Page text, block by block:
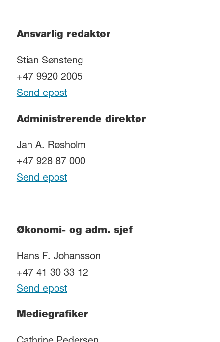
Ansvarlig redaktør
Stian Sønsteng
+47 9920 2005
Send epost
Administrerende direktør
Jan A. Røsholm
+47 928 87 000
Send epost
Økonomi- og adm. sjef
Hans F. Johansson
+47 41 30 33 12
Send epost
Mediegrafiker